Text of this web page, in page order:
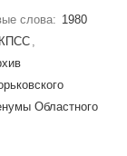
слова: 1980
КПСС ,
Областного